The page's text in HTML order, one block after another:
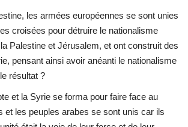
les armées européennes se sont unies
croisées pour détruire le nationalisme
Palestine et Jérusalem, et ont construit des
pensant ainsi avoir anéanti le nationalisme
résultat ?
et la Syrie se forma pour faire face au
et les peuples arabes se sont unis car ils